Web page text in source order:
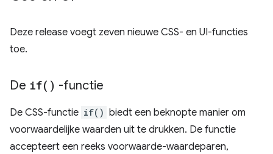
Deze release voegt zeven nieuwe CSS- en UI-functies
toe.
De if( ) -functie
De CSS-functie if() biedt een beknopte manier om
voorwaardelijke waarden uit te drukken. De functie
accepteert een reeks voorwaarde-waardeparen,